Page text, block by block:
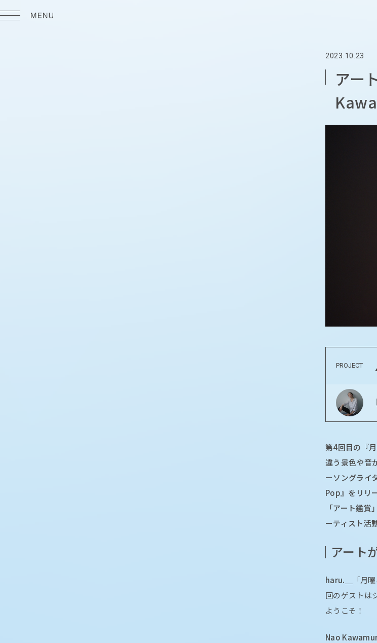
2023.10.23
アー
PROJECT
第4回目の『
違う景色や音
ーソングライ
Pop』をリリ
「アート鑑
ーティスト活
アート
haru.＿
「月
回のゲストは
ようこそ！
Nao